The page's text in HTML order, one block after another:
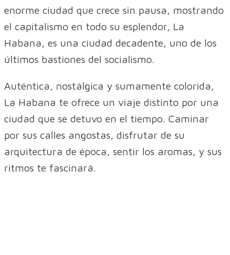
enorme ciudad que crece sin pausa, mostrando
el capitalismo en todo su esplendor, La
Habana, es una ciudad decadente, uno de los
últimos bastiones del socialismo.
Auténtica, nostálgica y sumamente colorida,
La Habana te ofrece un viaje distinto por una
ciudad que se detuvo en el tiempo. Caminar
por sus calles angostas, disfrutar de su
arquitectura de época, sentir los aromas, y sus
ritmos te fascinará.